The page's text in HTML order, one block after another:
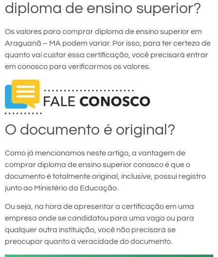
diploma de ensino superior?
Os valores para comprar diploma de ensino superior em
Araguanã – MA podem variar. Por isso, para ter certeza de
quanto vai custar essa certificação, você precisará entrar
em conosco para verificarmos os valores.
O documento é original?
Como já mencionamos neste artigo, a vantagem de
comprar diploma de ensino superior conosco é que o
documento é totalmente original, inclusive, possui registro
junto ao Ministério da Educação.
Ou seja, na hora de apresentar a certificação em uma
empresa onde se candidatou para uma vaga ou para
qualquer outra instituição, você não precisará se
preocupar quanto à veracidade do documento.